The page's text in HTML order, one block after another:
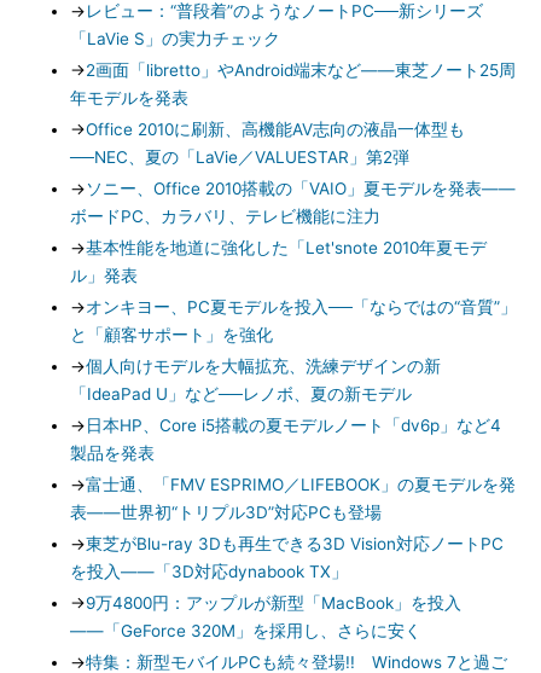
→レビュー：“普段着”のようなノートPC──新シリーズ
「LaVie S」の実力チェック
→2画面「libretto」やAndroid端末など――東芝ノート25周
年モデルを発表
→Office 2010に刷新、高機能AV志向の液晶一体型も
──NEC、夏の「LaVie／VALUESTAR」第2弾
→ソニー、Office 2010搭載の「VAIO」夏モデルを発表――
ボードPC、カラバリ、テレビ機能に注力
→基本性能を地道に強化した「Let'snote 2010年夏モデ
ル」発表
→オンキヨー、PC夏モデルを投入──「ならではの“音質”」
と「顧客サポート」を強化
→個人向けモデルを大幅拡充、洗練デザインの新
「IdeaPad U」など──レノボ、夏の新モデル
→日本HP、Core i5搭載の夏モデルノート「dv6p」など4
製品を発表
→富士通、「FMV ESPRIMO／LIFEBOOK」の夏モデルを発
表――世界初“トリプル3D”対応PCも登場
→東芝がBlu-ray 3Dも再生できる3D Vision対応ノートPC
を投入――「3D対応dynabook TX」
→9万4800円：アップルが新型「MacBook」を投入
――「GeForce 320M」を採用し、さらに安く
→特集：新型モバイルPCも続々登場!! Windows 7と過ご